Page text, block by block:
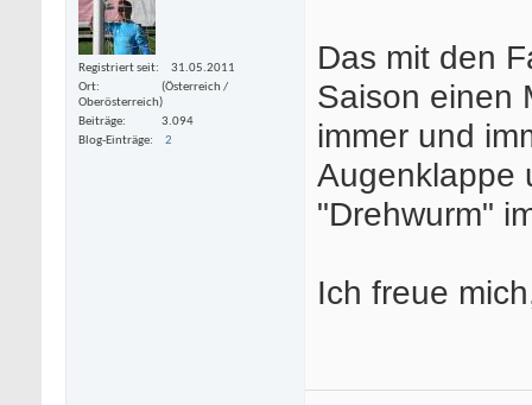
Registriert seit
31.05.2011
Ort
(Österreich /
Oberösterreich)
Beiträge
3.094
Blog-Einträge
2
Das mit den
Saison einen
immer und
Augenklappe
"Drehwurm"
Ich freue